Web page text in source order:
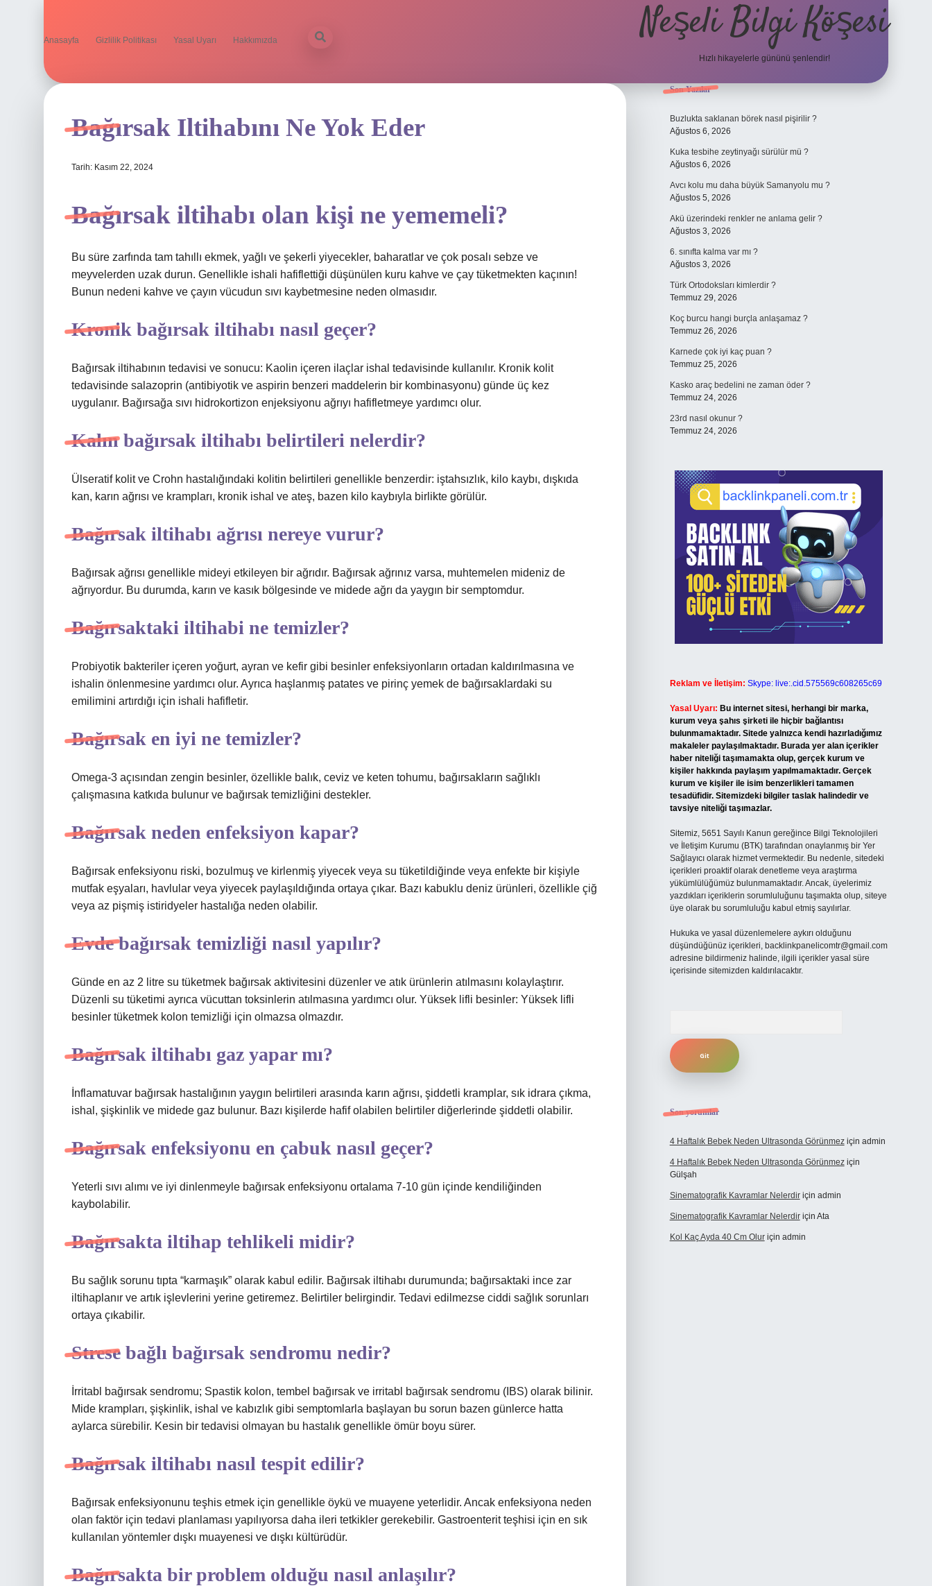
Anasayfa Gizlilik Politikası Yasal Uyarı Hakkımızda Neşeli Bilgi Köşesi
Hızlı hikayelerle gününü şenlendir!
Bağırsak Iltihabını Ne Yok Eder
Tarih: Kasım 22, 2024
Bağırsak iltihabı olan kişi ne yememeli?
Bu süre zarfında tam tahıllı ekmek, yağlı ve şekerli yiyecekler, baharatlar ve çok posalı sebze ve
meyvelerden uzak durun. Genellikle ishali hafiflettiği düşünülen kuru kahve ve çay tüketmekten kaçının!
Bunun nedeni kahve ve çayın vücudun sıvı kaybetmesine neden olmasıdır.
Kronik bağırsak iltihabı nasıl geçer?
Bağırsak iltihabının tedavisi ve sonucu: Kaolin içeren ilaçlar ishal tedavisinde kullanılır. Kronik kolit
tedavisinde salazoprin (antibiyotik ve aspirin benzeri maddelerin bir kombinasyonu) günde üç kez
uygulanır. Bağırsağa sıvı hidrokortizon enjeksiyonu ağrıyı hafifletmeye yardımcı olur.
Kalın bağırsak iltihabı belirtileri nelerdir?
Ülseratif kolit ve Crohn hastalığındaki kolitin belirtileri genellikle benzerdir: iştahsızlık, kilo kaybı, dışkıda
kan, karın ağrısı ve krampları, kronik ishal ve ateş, bazen kilo kaybıyla birlikte görülür.
Bağırsak iltihabı ağrısı nereye vurur?
Bağırsak ağrısı genellikle mideyi etkileyen bir ağrıdır. Bağırsak ağrınız varsa, muhtemelen mideniz de
ağrıyordur. Bu durumda, karın ve kasık bölgesinde ve midede ağrı da yaygın bir semptomdur.
Bağırsaktaki iltihabi ne temizler?
Probiyotik bakteriler içeren yoğurt, ayran ve kefir gibi besinler enfeksiyonların ortadan kaldırılmasına ve
ishalin önlenmesine yardımcı olur. Ayrıca haşlanmış patates ve pirinç yemek de bağırsaklardaki su
emilimini artırdığı için ishali hafifletir.
Bağırsak en iyi ne temizler?
Omega-3 açısından zengin besinler, özellikle balık, ceviz ve keten tohumu, bağırsakların sağlıklı
çalışmasına katkıda bulunur ve bağırsak temizliğini destekler.
Bağırsak neden enfeksiyon kapar?
Bağırsak enfeksiyonu riski, bozulmuş ve kirlenmiş yiyecek veya su tüketildiğinde veya enfekte bir kişiyle
mutfak eşyaları, havlular veya yiyecek paylaşıldığında ortaya çıkar. Bazı kabuklu deniz ürünleri, özellikle çiğ
veya az pişmiş istiridyeler hastalığa neden olabilir.
Evde bağırsak temizliği nasıl yapılır?
Günde en az 2 litre su tüketmek bağırsak aktivitesini düzenler ve atık ürünlerin atılmasını kolaylaştırır.
Düzenli su tüketimi ayrıca vücuttan toksinlerin atılmasına yardımcı olur. Yüksek lifli besinler: Yüksek lifli
besinler tüketmek kolon temizliği için olmazsa olmazdır.
Bağırsak iltihabı gaz yapar mı?
İnflamatuvar bağırsak hastalığının yaygın belirtileri arasında karın ağrısı, şiddetli kramplar, sık idrara çıkma,
ishal, şişkinlik ve midede gaz bulunur. Bazı kişilerde hafif olabilen belirtiler diğerlerinde şiddetli olabilir.
Bağırsak enfeksiyonu en çabuk nasıl geçer?
Yeterli sıvı alımı ve iyi dinlenmeyle bağırsak enfeksiyonu ortalama 7-10 gün içinde kendiliğinden
kaybolabilir.
Bağırsakta iltihap tehlikeli midir?
Bu sağlık sorunu tıpta “karmaşık” olarak kabul edilir. Bağırsak iltihabı durumunda; bağırsaktaki ince zar
iltihaplanır ve artık işlevlerini yerine getiremez. Belirtiler belirgindir. Tedavi edilmezse ciddi sağlık sorunları
ortaya çıkabilir.
Strese bağlı bağırsak sendromu nedir?
İrritabl bağırsak sendromu; Spastik kolon, tembel bağırsak ve irritabl bağırsak sendromu (IBS) olarak bilinir.
Mide krampları, şişkinlik, ishal ve kabızlık gibi semptomlarla başlayan bu sorun bazen günlerce hatta
aylarca sürebilir. Kesin bir tedavisi olmayan bu hastalık genellikle ömür boyu sürer.
Bağırsak iltihabı nasıl tespit edilir?
Bağırsak enfeksiyonunu teşhis etmek için genellikle öykü ve muayene yeterlidir. Ancak enfeksiyona neden
olan faktör için tedavi planlaması yapılıyorsa daha ileri tetkikler gerekebilir. Gastroenterit teşhisi için en sık
kullanılan yöntemler dışkı muayenesi ve dışkı kültürüdür.
Bağırsakta bir problem olduğu nasıl anlaşılır?
Sidebar
Son Yazılar
Buzlukta saklanan börek nasıl pişirilir ?
Ağustos 6, 2026
Kuka tesbihe zeytinyağı sürülür mü ?
Ağustos 6, 2026
Avcı kolu mu daha büyük Samanyolu mu ?
Ağustos 5, 2026
Akü üzerindeki renkler ne anlama gelir ?
Ağustos 3, 2026
6. sınıfta kalma var mı ?
Ağustos 3, 2026
Türk Ortodoksları kimlerdir ?
Temmuz 29, 2026
Koç burcu hangi burçla anlaşamaz ?
Temmuz 26, 2026
Karnede çok iyi kaç puan ?
Temmuz 25, 2026
Kasko araç bedelini ne zaman öder ?
Temmuz 24, 2026
23rd nasıl okunur ?
Temmuz 24, 2026
Reklam ve İletişim: Skype: live:.cid.575569c608265c69
Yasal Uyarı: Bu internet sitesi, herhangi bir marka,
kurum veya şahıs şirketi ile hiçbir bağlantısı
bulunmamaktadır. Sitede yalnızca kendi hazırladığımız
makaleler paylaşılmaktadır. Burada yer alan içerikler
haber niteliği taşımamakta olup, gerçek kurum ve
kişiler hakkında paylaşım yapılmamaktadır. Gerçek
kurum ve kişiler ile isim benzerlikleri tamamen
tesadüfidir. Sitemizdeki bilgiler taslak halindedir ve
tavsiye niteliği taşımazlar.
Sitemiz, 5651 Sayılı Kanun gereğince Bilgi Teknolojileri
ve İletişim Kurumu (BTK) tarafından onaylanmış bir Yer
Sağlayıcı olarak hizmet vermektedir. Bu nedenle, sitedeki
içerikleri proaktif olarak denetleme veya araştırma
yükümlülüğümüz bulunmamaktadır. Ancak, üyelerimiz
yazdıkları içeriklerin sorumluluğunu taşımakta olup, siteye
üye olarak bu sorumluluğu kabul etmiş sayılırlar.
Hukuka ve yasal düzenlemelere aykırı olduğunu
düşündüğünüz içerikleri, backlinkpanelicomtr@gmail.com
adresine bildirmeniz halinde, ilgili içerikler yasal süre
içerisinde sitemizden kaldırılacaktır.
Son yorumlar
4 Haftalık Bebek Neden Ultrasonda Görünmeziçin admin
4 Haftalık Bebek Neden Ultrasonda Görünmeziçin
Gülşah
Sinematografik Kavramlar Nelerdiriçin admin
Sinematografik Kavramlar Nelerdiriçin Ata
Kol Kaç Ayda 40 Cm Oluriçin admin
ilbet mobil giriş en iyi bahis siteleri